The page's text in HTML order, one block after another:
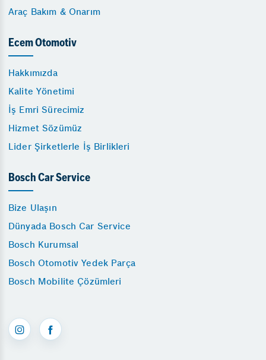
Araç Bakım & Onarım
Ecem Otomotiv
Hakkımızda
Kalite Yönetimi
İş Emri Sürecimiz
Hizmet Sözümüz
Lider Şirketlerle İş Birlikleri
Bosch Car Service
Bize Ulaşın
Dünyada Bosch Car Service
Bosch Kurumsal
Bosch Otomotiv Yedek Parça
Bosch Mobilite Çözümleri